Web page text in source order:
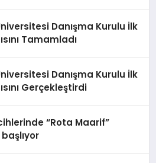
Danışma Kurulu İlk
Tamamladı
Danışma Kurulu İlk
Gerçekleştirdi
“Rota Maarif”